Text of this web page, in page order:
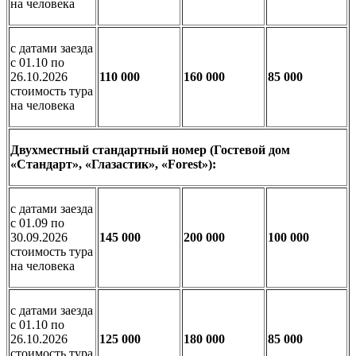
на человека
с датами заезда
с 01.10 по
26.10.2026
стоимость тура
на человека
110 000 160 000 85 000
Двухместный стандартный номер (Гостевой дом
«Стандарт», «Глазастик», «Forest»):
с датами заезда
с 01.09 по
30.09.2026
стоимость тура
на человека
145 000 200 000 100 000
с датами заезда
с 01.10 по
26.10.2026
125 000 180 000 85 000